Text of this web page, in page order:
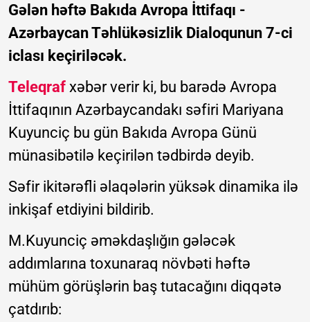
Gələn həftə Bakıda Avropa İttifaqı -
Azərbaycan Təhlükəsizlik Dialoqunun 7-ci
iclası keçiriləcək.
Teleqraf xəbər verir ki, bu barədə Avropa
İttifaqının Azərbaycandakı səfiri Mariyana
Kuyunciç bu gün Bakıda Avropa Günü
münasibətilə keçirilən tədbirdə deyib.
Səfir ikitərəfli əlaqələrin yüksək dinamika ilə
inkişaf etdiyini bildirib.
M.Kuyunciç əməkdaşlığın gələcək
addımlarına toxunaraq növbəti həftə
mühüm görüşlərin baş tutacağını diqqətə
çatdırıb: